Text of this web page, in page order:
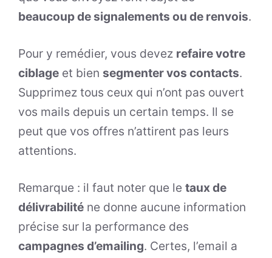
beaucoup de signalements ou de renvois.
Pour y remédier, vous devez refaire votre
ciblage et bien segmenter vos contacts.
Supprimez tous ceux qui n’ont pas ouvert
vos mails depuis un certain temps. Il se
peut que vos offres n’attirent pas leurs
attentions.
Remarque : il faut noter que le taux de
délivrabilité ne donne aucune information
précise sur la performance des
campagnes d’emailing. Certes, l’email a